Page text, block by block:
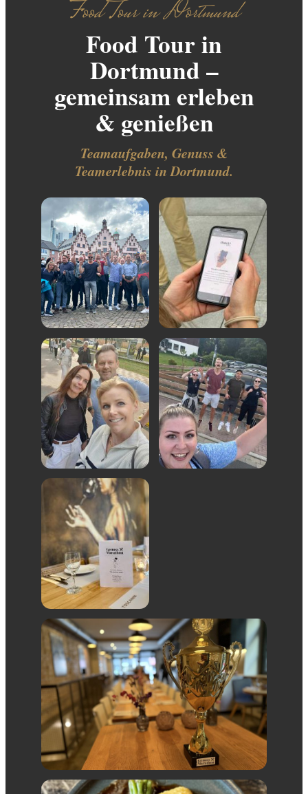
Food Tour in Dortmund
Food Tour in
Dortmund –
gemeinsam erleben
& genießen
Teamaufgaben, Genuss &
Teamerlebnis in Dortmund.